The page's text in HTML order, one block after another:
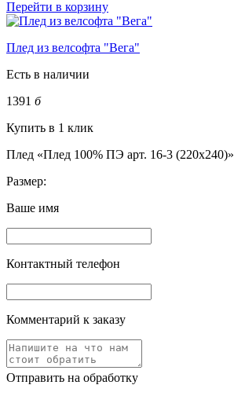
Перейти в корзину
Плед из велсофта "Вега"
Есть в наличии
1391 б
Купить в 1 клик
Плед «Плед 100% ПЭ арт. 16-3 (220х240)»
Размер:
Ваше имя
Контактный телефон
Комментарий к заказу
Отправить на обработку